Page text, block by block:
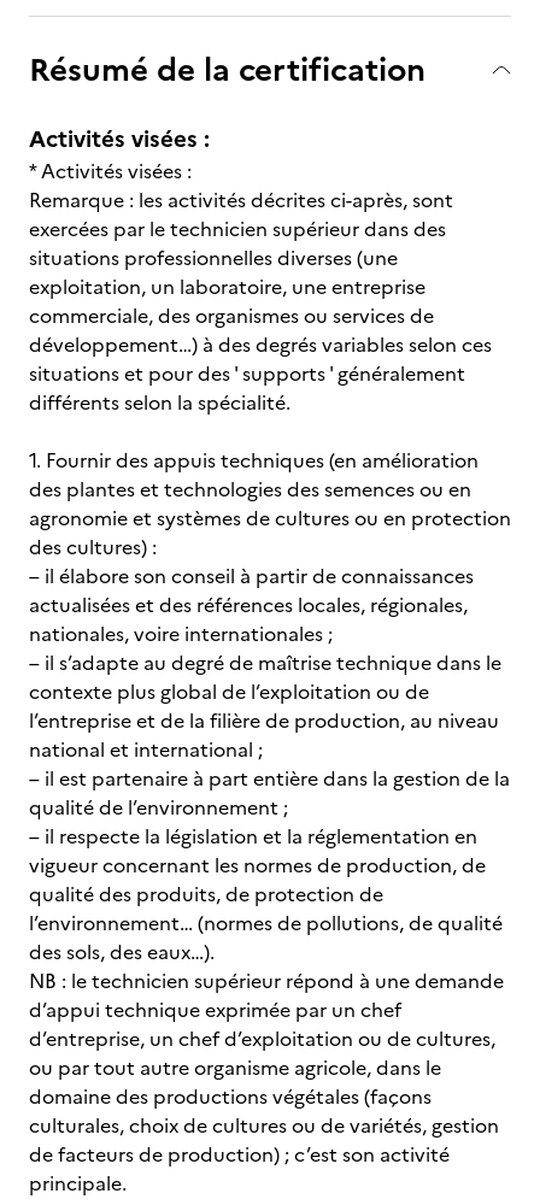
Résumé de la certification
Activités visées :
* Activités visées :
Remarque : les activités décrites ci-après, sont
exercées par le technicien supérieur dans des
situations professionnelles diverses (une
exploitation, un laboratoire, une entreprise
commerciale, des organismes ou services de
développement…) à des degrés variables selon ces
situations et pour des ' supports ' généralement
différents selon la spécialité.
1. Fournir des appuis techniques (en amélioration
des plantes et technologies des semences ou en
agronomie et systèmes de cultures ou en protection
des cultures) :
– il élabore son conseil à partir de connaissances
actualisées et des références locales, régionales,
nationales, voire internationales ;
– il s’adapte au degré de maîtrise technique dans le
contexte plus global de l’exploitation ou de
l’entreprise et de la filière de production, au niveau
national et international ;
– il est partenaire à part entière dans la gestion de la
qualité de l’environnement ;
– il respecte la législation et la réglementation en
vigueur concernant les normes de production, de
qualité des produits, de protection de
l’environnement… (normes de pollutions, de qualité
des sols, des eaux…).
NB : le technicien supérieur répond à une demande
d’appui technique exprimée par un chef
d’entreprise, un chef d’exploitation ou de cultures,
ou par tout autre organisme agricole, dans le
domaine des productions végétales (façons
culturales, choix de cultures ou de variétés, gestion
de facteurs de production) ; c’est son activité
principale.